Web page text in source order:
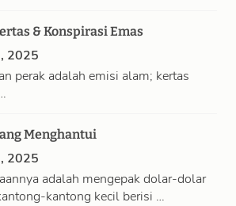
& Konspirasi Emas
2025
perak adalah emisi alam; kertas
Menghantui
2025
adalah mengepak dolar-dolar
kantong kecil berisi …